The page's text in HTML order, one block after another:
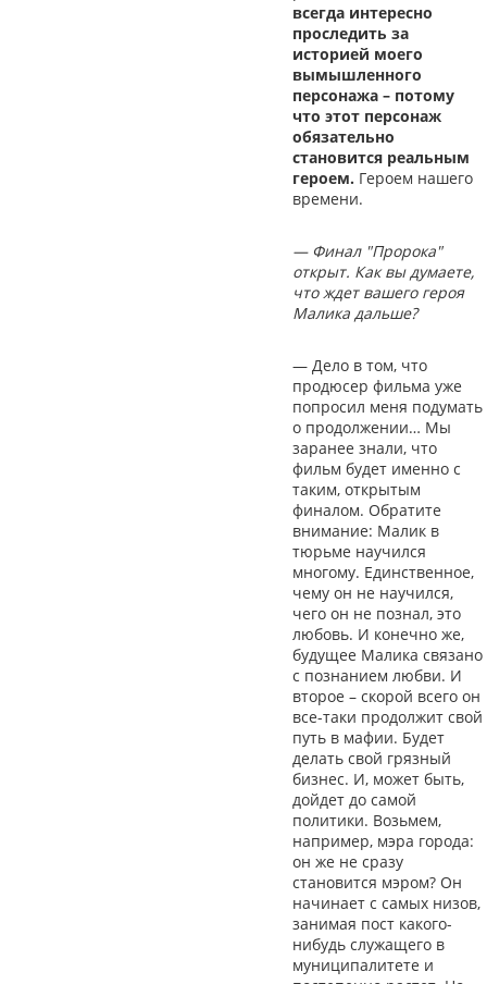
всегда интересно
проследить за
историей моего
вымышленного
персонажа – потому
что этот персонаж
обязательно
становится реальным
героем. Героем нашего
времени.
— Финал "Пророка"
открыт. Как вы думаете,
что ждет вашего героя
Малика дальше?
— Дело в том, что
продюсер фильма уже
попросил меня подумать
о продолжении… Мы
заранее знали, что
фильм будет именно с
таким, открытым
финалом. Обратите
внимание: Малик в
тюрьме научился
многому. Единственное,
чему он не научился,
чего он не познал, это
любовь. И конечно же,
будущее Малика связано
с познанием любви. И
второе – скорой всего он
все-таки продолжит свой
путь в мафии. Будет
делать свой грязный
бизнес. И, может быть,
дойдет до самой
политики. Возьмем,
например, мэра города:
он же не сразу
становится мэром? Он
начинает с самых низов,
занимая пост какого-
нибудь служащего в
муниципалитете и